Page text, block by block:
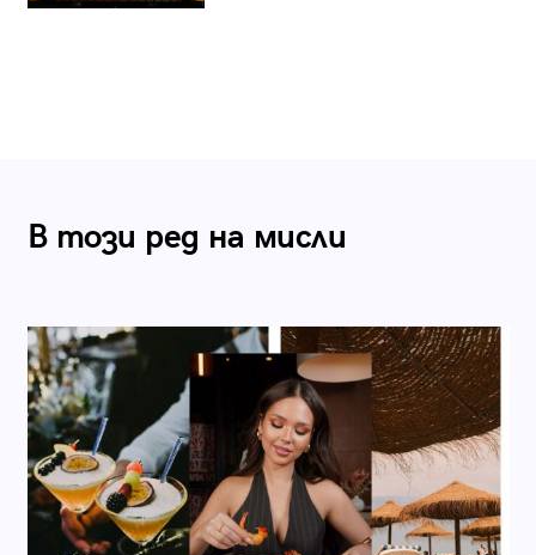
В този ред на мисли